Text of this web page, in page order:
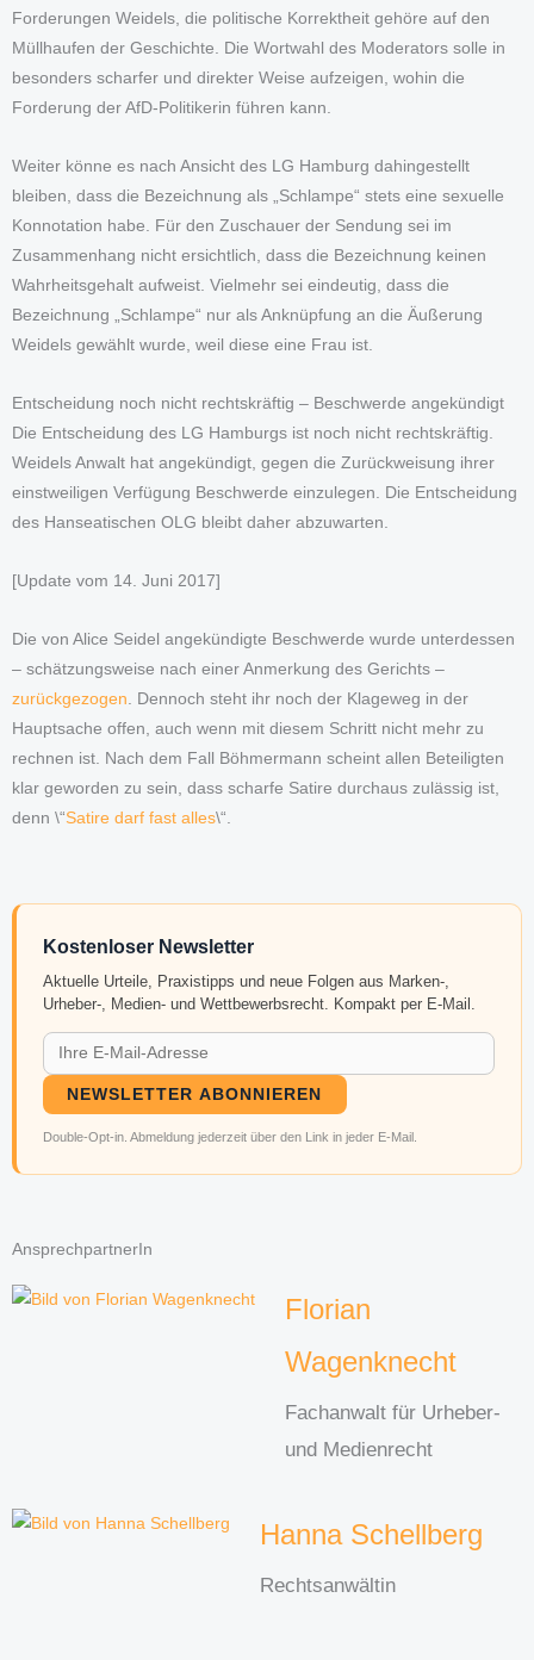
Forderungen Weidels, die politische Korrektheit gehöre auf den
Müllhaufen der Geschichte. Die Wortwahl des Moderators solle in
besonders scharfer und direkter Weise aufzeigen, wohin die
Forderung der AfD-Politikerin führen kann.
Weiter könne es nach Ansicht des LG Hamburg dahingestellt
bleiben, dass die Bezeichnung als „Schlampe“ stets eine sexuelle
Konnotation habe. Für den Zuschauer der Sendung sei im
Zusammenhang nicht ersichtlich, dass die Bezeichnung keinen
Wahrheitsgehalt aufweist. Vielmehr sei eindeutig, dass die
Bezeichnung „Schlampe“ nur als Anknüpfung an die Äußerung
Weidels gewählt wurde, weil diese eine Frau ist.
Entscheidung noch nicht rechtskräftig – Beschwerde angekündigt
Die Entscheidung des LG Hamburgs ist noch nicht rechtskräftig.
Weidels Anwalt hat angekündigt, gegen die Zurückweisung ihrer
einstweiligen Verfügung Beschwerde einzulegen. Die Entscheidung
des Hanseatischen OLG bleibt daher abzuwarten.
[Update vom 14. Juni 2017]
Die von Alice Seidel angekündigte Beschwerde wurde unterdessen
– schätzungsweise nach einer Anmerkung des Gerichts –
zurückgezogen. Dennoch steht ihr noch der Klageweg in der
Hauptsache offen, auch wenn mit diesem Schritt nicht mehr zu
rechnen ist. Nach dem Fall Böhmermann scheint allen Beteiligten
klar geworden zu sein, dass scharfe Satire durchaus zulässig ist,
denn \“Satire darf fast alles\“.
Kostenloser Newsletter
Aktuelle Urteile, Praxistipps und neue Folgen aus Marken-,
Urheber-, Medien- und Wettbewerbsrecht. Kompakt per E-Mail.
NEWSLETTER ABONNIEREN
Double-Opt-in. Abmeldung jederzeit über den Link in jeder E-Mail.
AnsprechpartnerIn
Florian
Wagenknecht
Fachanwalt für Urheber-
und Medienrecht
Hanna Schellberg
Rechtsanwältin